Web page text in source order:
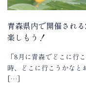
青森県内で開催され
楽しもう！
「8月に青森でどこに行
時、どこに行こうかなと
[…]